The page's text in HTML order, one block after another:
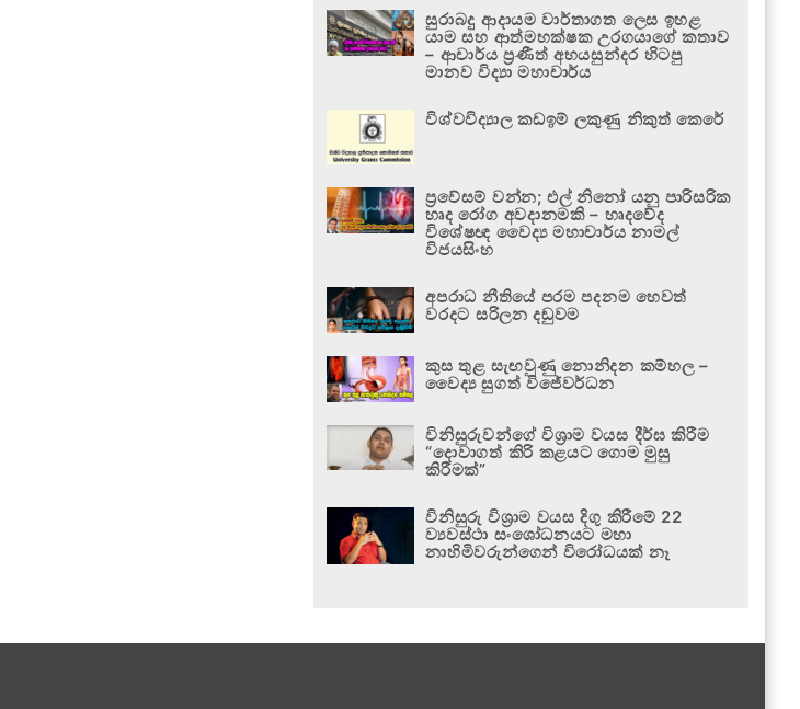
සුරාබදු ආදායම වාර්තාගත ලෙස ඉහළ
යාම සහ ආත්මභක්ෂක උරගයාගේ කතාව
– ආචාර්ය ප්‍රණීත් අභයසුන්දර හිටපු
මානව විද්‍යා මහාචාර්ය
විශ්වවිද්‍යාල කඩඉම් ලකුණු නිකුත් කෙරේ
ප්‍රවේසම් වන්න; එල් නිනෝ යනු පාරිසරික
හෘද රෝග අවදානමකි – හෘදවේද
විශේෂඥ වෛද්‍ය මහාචාර්ය නාමල්
විජයසිංහ
අපරාධ නීතියේ පරම පදනම හෙවත්
වරදට සරිලන දඬුවම
කුස තුළ සැඟවුණු නොනිදන කම්හල –
වෛද්‍ය සුගත් විජේවර්ධන
විනිසුරුවන්ගේ විශ්‍රාම වයස දීර්ඝ කිරීම
“දොවාගත් කිරි කළයට ගොම මුසු
කිරීමක්”
විනිසුරු විශ්‍රාම වයස දිගු කිරීමේ 22
ව්‍යවස්ථා සංශෝධනයට මහා
නාහිමිවරුන්ගෙන් විරෝධයක් නෑ